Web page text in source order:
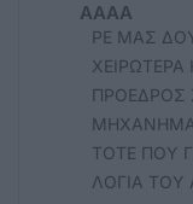
AAAA
ΡΕ ΜΑΣ
ΠΡΟΕΔΡΟΣ
ΤΟΤΕ ΠΟΥ
ΛΟΓΙΑ ΤΟΥ